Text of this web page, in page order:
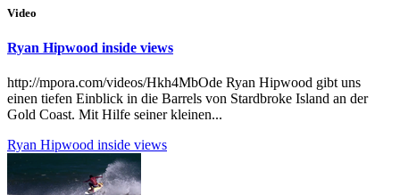
Video
Ryan Hipwood inside views
http://mpora.com/videos/Hkh4MbOde Ryan Hipwood gibt uns
einen tiefen Einblick in die Barrels von Stardbroke Island an der
Gold Coast. Mit Hilfe seiner kleinen...
Ryan Hipwood inside views